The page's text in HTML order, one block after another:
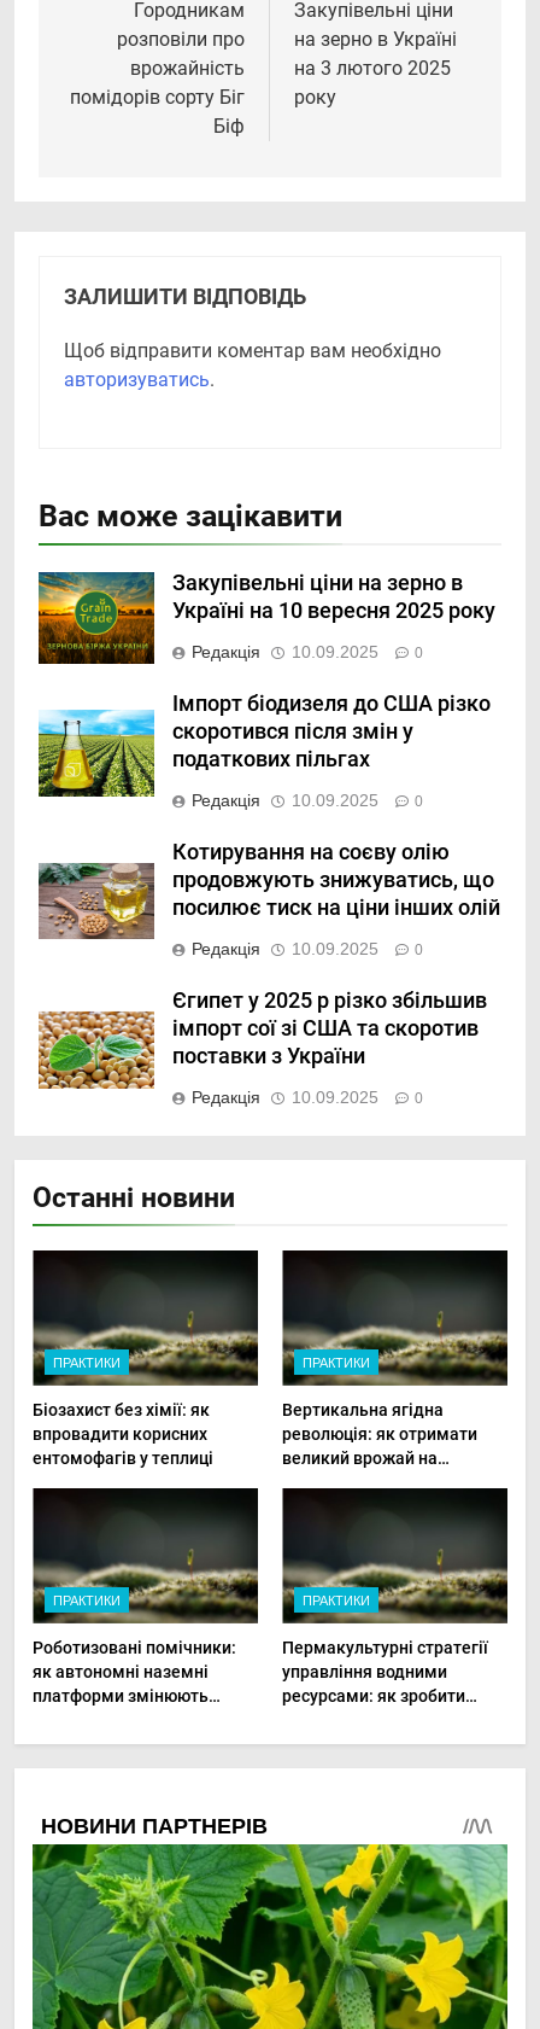
записівГородникам
розповіли про
врожайність
помідорів сорту Біг
Біф
Закупівельні ціни
на зерно в Україні
на 3 лютого 2025
року
ЗАЛИШИТИ ВІДПОВІДЬ
Щоб відправити коментар вам необхідно
авторизуватись.
Вас може зацікавити
Закупівельні ціни на зерно в
Україні на 10 вересня 2025 року
Редакція 10.09.2025 0
Імпорт біодизеля до США різко
скоротився після змін у
податкових пільгах
Редакція 10.09.2025 0
Котирування на соєву олію
продовжують знижуватись, що
посилює тиск на ціни інших олій
Редакція 10.09.2025 0
Єгипет у 2025 р різко збільшив
імпорт сої зі США та скоротив
поставки з України
Редакція 10.09.2025 0
Останні новини
ПРАКТИКИ
Біозахист без хімії: як
впровадити корисних
ентомофагів у теплиці
ПРАКТИКИ
Вертикальна ягідна
революція: як отримати
великий врожай на
ПРАКТИКИ
Роботизовані помічники:
як автономні наземні
платформи змінюють
овочами
ПРАКТИКИ
Пермакультурні стратегії
управління водними
ресурсами: як зробити
до посухи